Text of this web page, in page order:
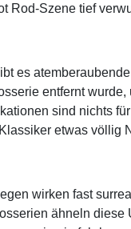
Rod-Szene tief
es
entfernt
sind nichts
etwas völlig
wirken fast
ähneln